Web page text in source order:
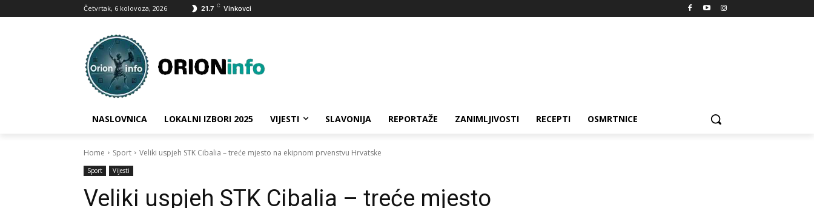
Četvrtak, 6 kolovoza, 2026 21.7 C Vinkovci
NASLOVNICA LOKALNI IZBORI 2025 VIJESTI SLAVONIJA REPORTAŽE ZANIMLJIVOSTI RECEPTI OSMRTNICE
Home Sport Veliki uspjeh STK Cibalia – treće mjesto na ekipnom prvenstvu Hrvatske
Sport Vijesti
Veliki uspjeh STK Cibalia – treće mjesto